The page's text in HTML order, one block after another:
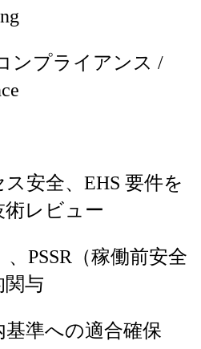
ンプライアンス /
安全、EHS 要件を
レビュー
PSSR（稼働前安全
関与
準への適合確保